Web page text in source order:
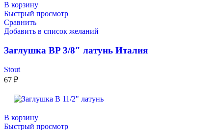
В корзину
Быстрый просмотр
Сравнить
Добавить в список желаний
Заглушкa ВP 3/8″ латунь Италия
Stout
67 ₽
В корзину
Быстрый просмотр